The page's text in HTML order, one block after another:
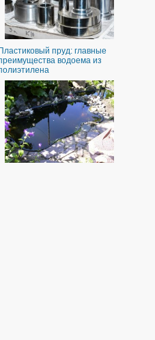
Пластиковый пруд: главные
водоема из